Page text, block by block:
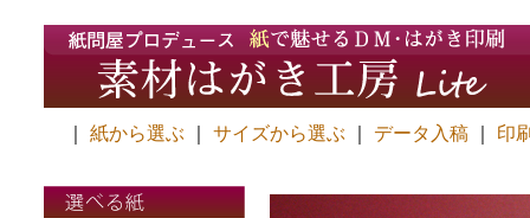
紙から選ぶ サイズから選ぶ データ入稿 印